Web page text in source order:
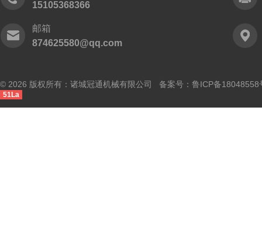
15105368366
邮箱
874625580@qq.com
© 2026 版权所有：诸城冠通机械有限公司 备案号： 鲁ICP备18048558
51La